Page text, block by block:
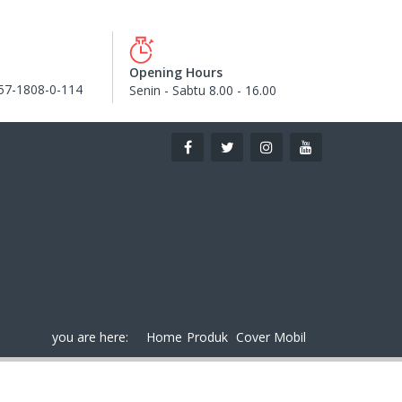
1808-0-114
Opening Hours
Senin - Sabtu 8.00 - 16.00
you are here: Home Produk Cover Mobil